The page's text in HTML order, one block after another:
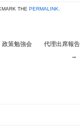
THE PERMALINK
策勉強会 代理出席報告
→